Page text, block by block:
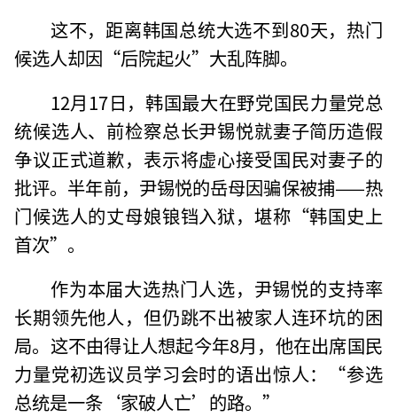
这不，距离韩国总统大选不到80天，热门
候选人却因“后院起火”大乱阵脚。
12月17日，韩国最大在野党国民力量党总
统候选人、前检察总长尹锡悦就妻子简历造假
争议正式道歉，表示将虚心接受国民对妻子的
批评。半年前，尹锡悦的岳母因骗保被捕——热
门候选人的丈母娘锒铛入狱，堪称“韩国史上
首次”。
作为本届大选热门人选，尹锡悦的支持率
长期领先他人，但仍跳不出被家人连环坑的困
局。这不由得让人想起今年8月，他在出席国民
力量党初选议员学习会时的语出惊人：“参选
总统是一条‘家破人亡’的路。”